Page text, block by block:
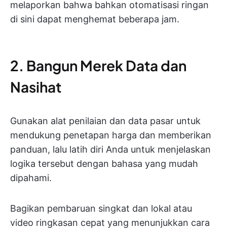
melaporkan bahwa bahkan otomatisasi ringan
di sini dapat menghemat beberapa jam.
2. Bangun Merek Data dan
Nasihat
Gunakan alat penilaian dan data pasar untuk
mendukung penetapan harga dan memberikan
panduan, lalu latih diri Anda untuk menjelaskan
logika tersebut dengan bahasa yang mudah
dipahami.
Bagikan pembaruan singkat dan lokal atau
video ringkasan cepat yang menunjukkan cara